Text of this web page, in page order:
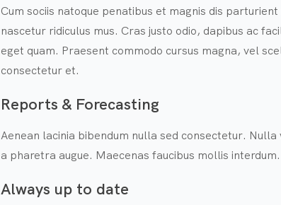
Cum sociis natoque penatibus et magnis dis
nascetur ridiculus mus. Cras justo odio, dapibus ac
eget quam. Praesent commodo cursus magna, vel
consectetur et.
Reports & Forecasting
Aenean lacinia bibendum nulla sed consectetur.
a pharetra augue. Maecenas faucibus mollis interdum.
Always up to date